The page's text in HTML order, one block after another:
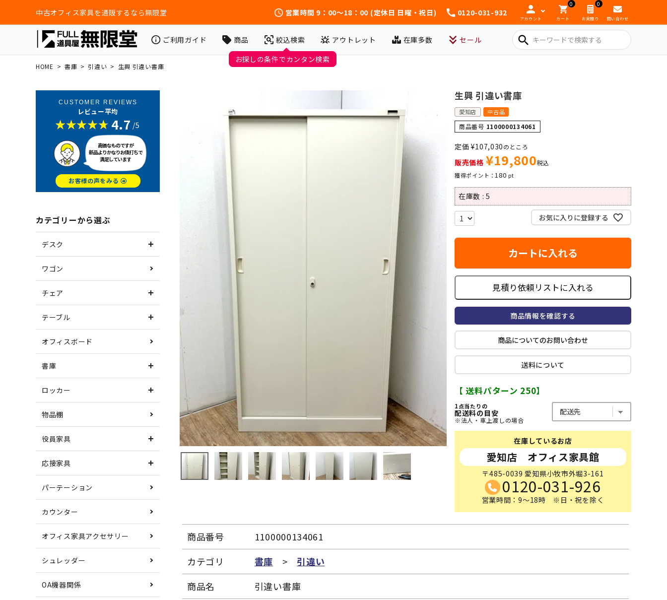
中古オフィス家具を通販するなら無限堂 営業時間 9：00～18：00 (定休日 日曜・祝日) 0120-031-932
アカウント
0
カート
0
お見積り 問い合わせ
ご利用ガイド 商品
絞込検索
お探しの条件でカンタン検索
アウトレット 在庫多数 セール search
HOME 書庫 引違い 生興 引違い書庫
CUSTOMER REVIEWS
レビュー平均
4.7 /5
高価なものですが
新品よりかなりお値打ちで
満足しています
お客様の声をみる
カテゴリーから選ぶ
デスク
ワゴン
チェア
テーブル
オフィスボード
書庫
ロッカー
物品棚
役員家具
応接家具
パーテーション
カウンター
オフィス家具アクセサリー
シュレッダー
OA機器関係
生興 引違い書庫
愛知店 中古品
商品番号 1100000134061
定価 ¥107,030のところ
販売価格 ¥19,800税込
180
在庫数 5
お気に入りに登録する
カートに入れる
見積り依頼リストに入れる
商品情報を確認する
商品についてのお問い合わせ
送料について
【 送料パターン 250】
1点当たりの
配送料の目安
※法人・車上渡しの場合
在庫しているお店
愛知店 オフィス家具館
〒485-0039 愛知県小牧市外堀3-161
0120-031-926
営業時間：9～18時 ※日・祝を除く
商品番号
1100000134061
カテゴリ
書庫 > 引違い
商品名
引違い書庫